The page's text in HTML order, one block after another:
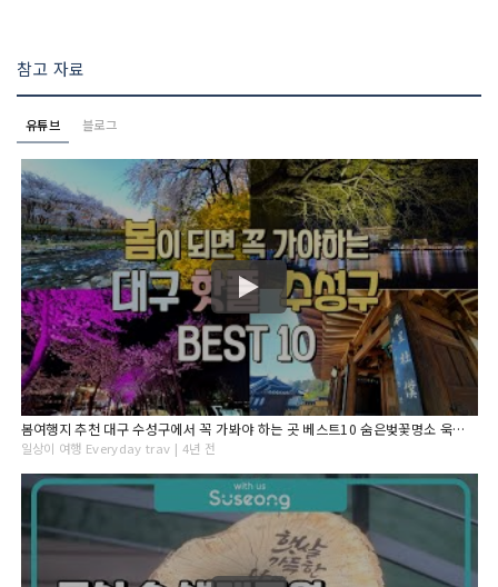
참고 자료
유튜브 블로그
봄여행지 추천 대구 수성구에서 꼭 가봐야 하는 곳 베스트10 숨은벚꽃명소 욱수천 수성못 야경 대구미술관 아이니테마파크 수성랜드 대구맛집 들안길 외
일상이 여행 Everyday trav | 4년 전